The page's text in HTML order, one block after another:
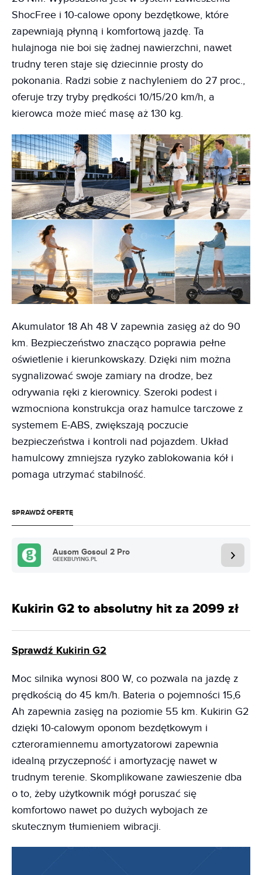
ShocFree i 10-calowe opony bezdętkowe, które
zapewniają płynną i komfortową jazdę. Ta
hulajnoga nie boi się żadnej nawierzchni, nawet
trudny teren staje się dziecinnie prosty do
pokonania. Radzi sobie z nachyleniem do 27 proc.,
oferuje trzy tryby prędkości 10/15/20 km/h, a
kierowca może mieć masę aż 130 kg.
Akumulator 18 Ah 48 V zapewnia zasięg aż do 90
km. Bezpieczeństwo znacząco poprawia pełne
oświetlenie i kierunkowskazy. Dzięki nim można
sygnalizować swoje zamiary na drodze, bez
odrywania ręki z kierownicy. Szeroki podest i
wzmocniona konstrukcja oraz hamulce tarczowe z
systemem E-ABS, zwiększają poczucie
bezpieczeństwa i kontroli nad pojazdem. Układ
hamulcowy zmniejsza ryzyko zablokowania kół i
pomaga utrzymać stabilność.
SPRAWDŹ OFERTĘ
Ausom Gosoul 2 Pro
GEEKBUYING.PL
Kukirin G2 to absolutny hit za 2099 zł
Sprawdź Kukirin G2
Moc silnika wynosi 800 W, co pozwala na jazdę z
prędkością do 45 km/h. Bateria o pojemności 15,6
Ah zapewnia zasięg na poziomie 55 km. Kukirin G2
dzięki 10-calowym oponom bezdętkowym i
czteroramiennemu amortyzatorowi zapewnia
idealną przyczepność i amortyzację nawet w
trudnym terenie. Skomplikowane zawieszenie dba
o to, żeby użytkownik mógł poruszać się
komfortowo nawet po dużych wybojach ze
skutecznym tłumieniem wibracji.